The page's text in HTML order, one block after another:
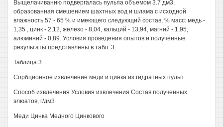
Выщелачиванию подвергалась пульпа объемом 3.7 дм3,
образованная смешением шахтных вод и шлама с исходной
влажность 57 - 65 % и имеющего следующий состав, % масс: медь -
1,35 , цинк - 2,12, железо - 8,04, кальций - 13,94, магний - 1,95,
алюминий - 0,89. Условия проведения опытов и полученные
результаты представлены в табл. 3.
Таблица 3
Сорбционное извлечение меди и цинка из гидратных пульп
Способ извлечения Условия извлечения Состав полученных
элюатов, г/дм3
Меди Цинка Медного Цинкового